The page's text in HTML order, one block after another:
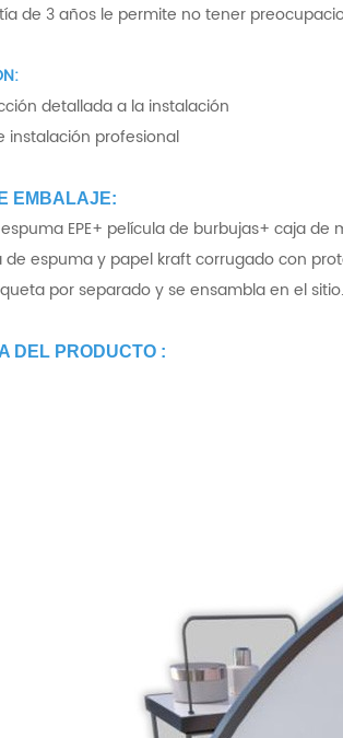
de 3 años le permite no tener
detallada a la instalación
instalación profesional
EMBALAJE:
espuma EPE+ película de burbujas+ caja de
de espuma y papel kraft corrugado con
por separado y se ensambla en el sitio.
DEL PRODUCTO :